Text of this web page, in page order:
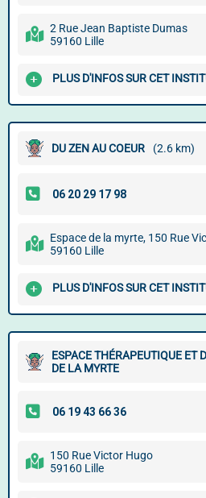
2 Rue Jean Baptiste Dumas
59160 Lille
PLUS D'INFOS SUR CET
DU ZEN AU COEUR (2.6 km)
Espace de la myrte, 150 Rue
59160 Lille
PLUS D'INFOS SUR CET
ESPACE THÉRAPEUTIQUE ET
DE LA MYRTE
150 Rue Victor Hugo
59160 Lille